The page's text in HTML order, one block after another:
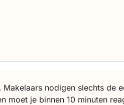
Makelaars nodigen slechts de
moet je binnen 10 minuten